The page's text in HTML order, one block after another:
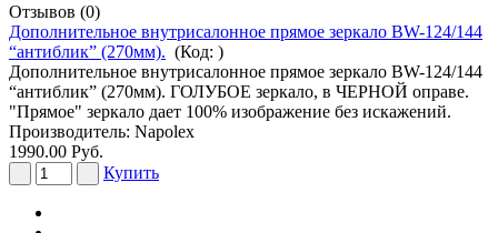
Отзывов (0)
Дополнительное внутрисалонное прямое зеркало BW-124/144
“антиблик” (270мм). (Код: )
Дополнительное внутрисалонное прямое зеркало BW-124/144
“антиблик” (270мм). ГОЛУБОЕ зеркало, в ЧЕРНОЙ оправе.
"Прямое" зеркало дает 100% изображение без искажений.
Производитель: Napolex
1990.00 Руб.
Купить